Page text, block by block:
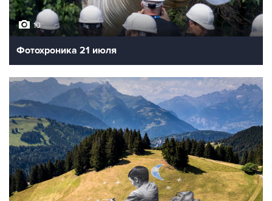
10
Фотохроника 21 июля